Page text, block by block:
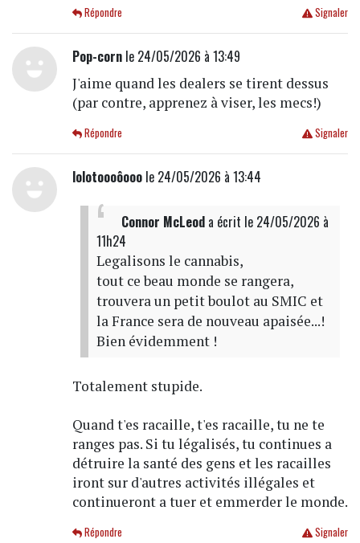
Signaler
Répondre
Pop-cornle 24/05/2026 à 13:49
J'aime quand les dealers se tirent dessus
(par contre, apprenez à viser, les mecs!)
Signaler
Répondre
lolotoooôooole 24/05/2026 à 13:44
Connor McLeoda écrit le 24/05/2026 à
11h24
Legalisons le cannabis,
tout ce beau monde se rangera,
trouvera un petit boulot au SMIC et
la France sera de nouveau apaisée...!
Bien évidemment !
Totalement stupide.
Quand t'es racaille, t'es racaille, tu ne te
ranges pas. Si tu légalisés, tu continues a
détruire la santé des gens et les racailles
iront sur d'autres activités illégales et
continueront a tuer et emmerder le monde.
Signaler
Répondre